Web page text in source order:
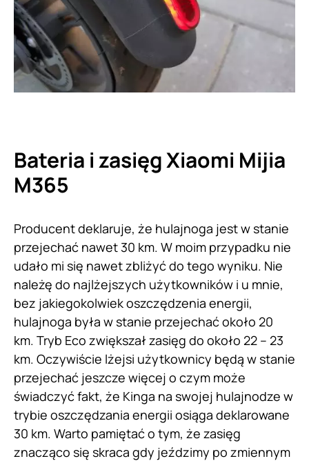
Bateria i zasięg Xiaomi Mijia
M365
Producent deklaruje, że hulajnoga jest w stanie
przejechać nawet 30 km. W moim przypadku nie
udało mi się nawet zbliżyć do tego wyniku. Nie
należę do najlżejszych użytkowników i u mnie,
bez jakiegokolwiek oszczędzenia energii,
hulajnoga była w stanie przejechać około 20
km. Tryb Eco zwiększał zasięg do około 22 – 23
km. Oczywiście lżejsi użytkownicy będą w stanie
przejechać jeszcze więcej o czym może
świadczyć fakt, że Kinga na swojej hulajnodze w
trybie oszczędzania energii osiąga deklarowane
30 km. Warto pamiętać o tym, że zasięg
znacząco się skraca gdy jeździmy po zmiennym